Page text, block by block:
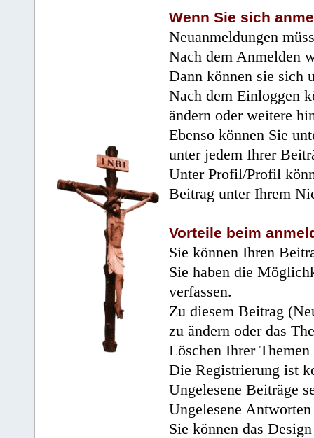
Wenn Sie sich
Neuanmeldungen
Nach dem Anmelden
Dann können sie sich
Nach dem Einloggen
ändern oder weitere
Ebenso können Sie
unter jedem Ihrer
Unter Profil/Profil
Beitrag unter Ihrem
Vorteile beim
Sie können Ihren
Sie haben die
verfassen.
Zu diesem Beitrag
zu ändern oder das
Löschen Ihrer
Die Registrierung ist
Ungelesene Beiträge
Ungelesene
Sie können das